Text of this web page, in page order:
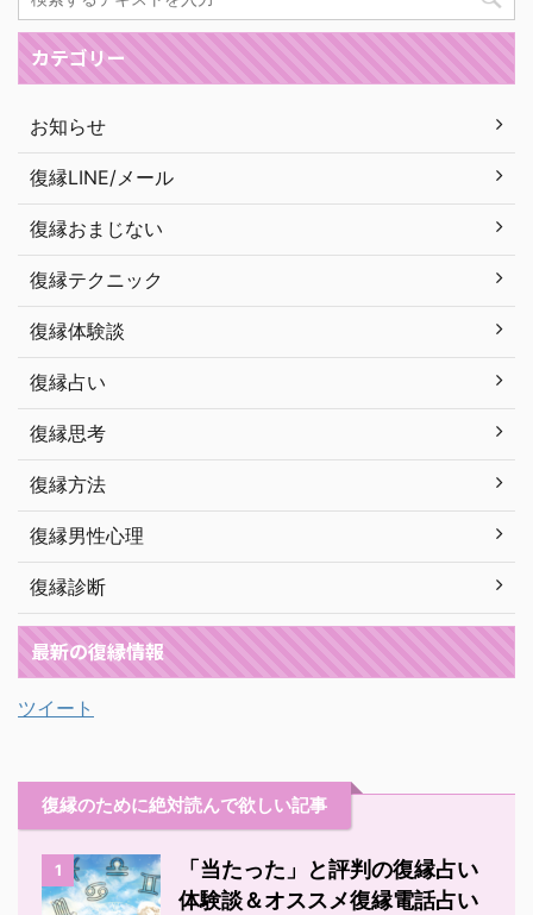
カテゴリー
お知らせ
復縁LINE/メール
復縁おまじない
復縁テクニック
復縁体験談
復縁占い
復縁思考
復縁方法
復縁男性心理
復縁診断
最新の復縁情報
ツイート
復縁のために絶対読んで欲しい記事
1
「当たった」と評判の復縁占い
体験談＆オススメ復縁電話占い